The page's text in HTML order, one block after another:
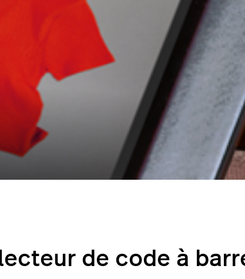
de code à